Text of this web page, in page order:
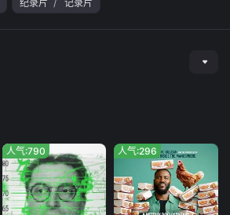
纪录片 / 记录片
人气:790 人气:296